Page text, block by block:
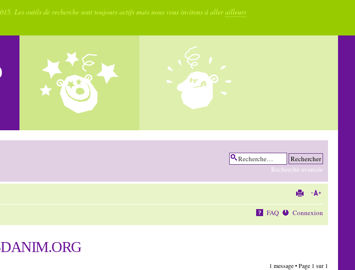
Les outils de recherche sont toujours actifs mais nous vous invitons à allerailleurs
Recherche avancée
FAQ Connexion
1 message • Page 1 sur 1